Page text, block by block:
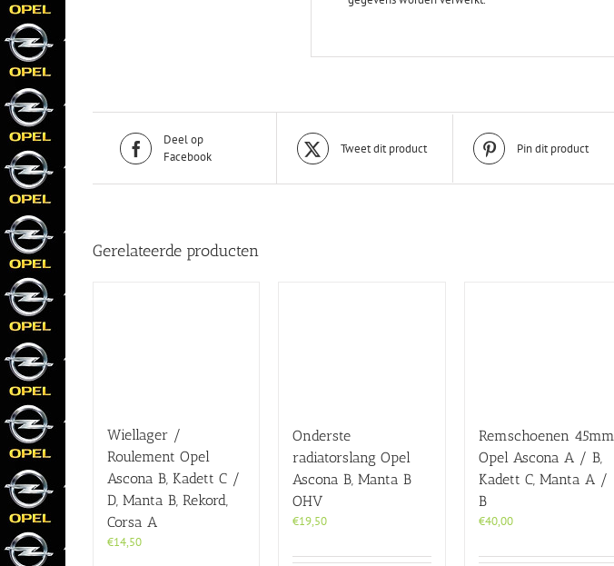
Deel op
Facebook
Tweet dit product Pin dit product
Gerelateerde producten
Wiellager /
Roulement Opel
Ascona B, Kadett C /
D, Manta B, Rekord,
Corsa A
€14,50
Onderste
radiatorslang Opel
Ascona B, Manta B
OHV
€19,50
Remschoenen 45mm.
Opel Ascona A / B,
Kadett C, Manta A /
B
€40,00